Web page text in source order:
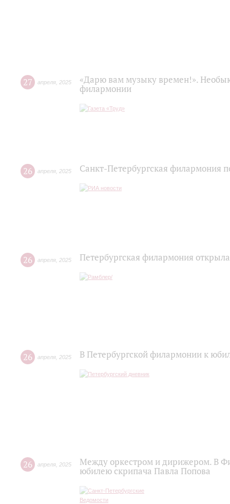
27 апреля 2025
«Дарю вам музыку времен!».
филармонии
26 апреля 2025 Санкт-Петербургская филармония
26 апреля 2025 Петербургская филармония
26 апреля 2025 В Петербургской филармонии к
26 апреля 2025
Между оркестром и дирижером. В
юбилею скрипача Павла Попова